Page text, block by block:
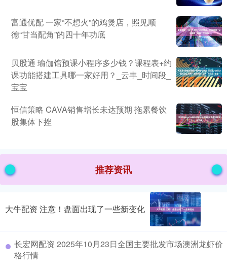
富通优配 一家“不想火”的鸡煲店，照见顺
德“甘当配角”的四十年功底
贝股通 瑜伽馆预课小程序多少钱？课程表+约
课功能搭建工具哪一家好用？_云丰_时间段_
宝宝
恒信策略 CAVA销售增长未达预期 拖累餐饮
股集体下挫
推荐资讯
大牛配资 注意！盘面出现了一些新变化
长宏网配资 2025年10月23日全国主要批发市场澳洲龙虾价
格行情